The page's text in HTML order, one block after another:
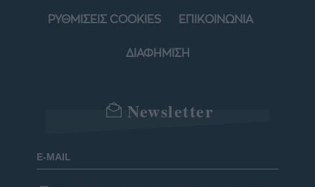
ΡΥΘΜΙΣΕΙΣ COOKIES ΕΠΙΚΟΙΝΩΝΙΑ
ΔΙΑΦΗΜΙΣΗ
Newsletter